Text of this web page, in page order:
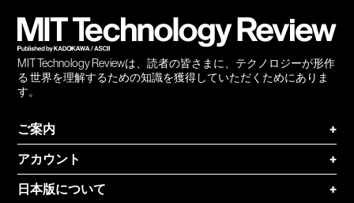
MIT Technology Reviewは、読者の皆さまに、テクノロジーが形作
る 世界を理解するための知識を獲得していただくためにありま
す。
ご案内
+
アカウント
+
日本版について
+